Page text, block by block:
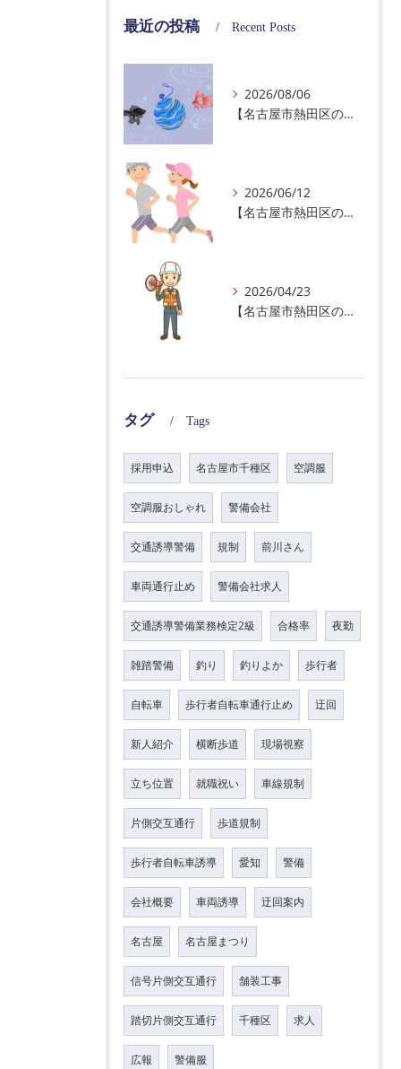
最近の投稿 Recent Posts
2026/08/06
【名古屋市熱田区の警備会社】夏季休業のお知らせ
2026/06/12
【名古屋市熱田区の警備会社】暑熱順化で熱中症対策を！
2026/04/23
【名古屋市熱田区の警備会社】GWの面接状況について！
タグ Tags
採用申込 名古屋市千種区 空調服
空調服おしゃれ 警備会社
交通誘導警備 規制 前川さん
車両通行止め 警備会社求人
交通誘導警備業務検定2級 合格率 夜勤
雑踏警備 釣り 釣りよか 歩行者
自転車 歩行者自転車通行止め 迂回
新人紹介 横断歩道 現場視察
立ち位置 就職祝い 車線規制
片側交互通行 歩道規制
歩行者自転車誘導 愛知 警備
会社概要 車両誘導 迂回案内
名古屋 名古屋まつり
信号片側交互通行 舗装工事
踏切片側交互通行 千種区 求人
広報 警備服